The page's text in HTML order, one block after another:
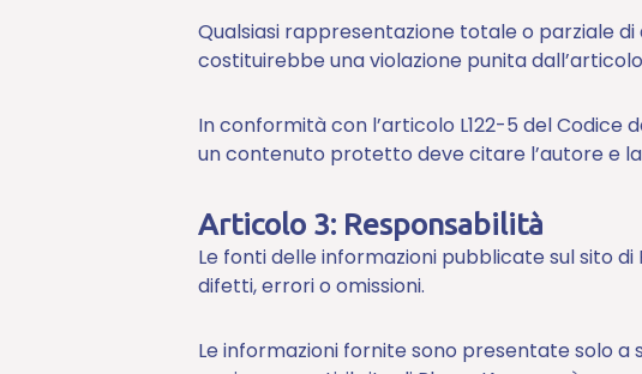
Qualsiasi rappresentazione totale o parziale
costituirebbe una violazione punita
In conformità con l’articolo L122-5 del
un contenuto protetto deve citare l’autore e
Articolo 3: Responsabilità
Le fonti delle informazioni pubblicate sul sito
difetti, errori o omissioni.
Le informazioni fornite sono presentate solo